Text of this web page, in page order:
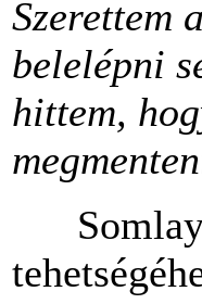
Szerettem
belelépni
hittem,
Somlay